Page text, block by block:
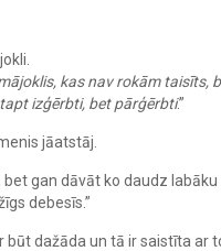
kas nav rokām taisīts,
izģērbti, bet pārģērbti.”
jāatstāj.
gan dāvāt ko daudz labāku
debesīs.”
būt dažāda un tā ir saistīta ar